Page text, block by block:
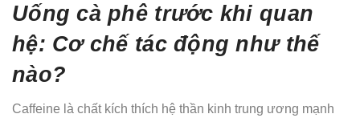
Uống cà phê trước khi quan
hệ: Cơ chế tác động như thế
nào?
Caffeine là chất kích thích hệ thần kinh trung ương mạnh